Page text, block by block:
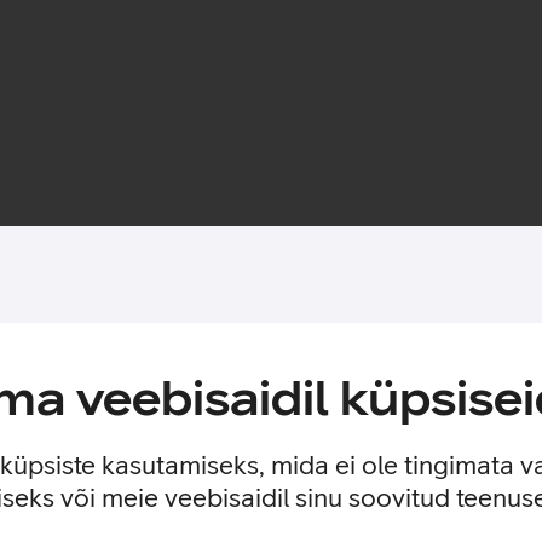
veebisaidil
kasutamiseks, mida ei ole tingimata
või meie veebisaidil sinu soovitud
et kaitsta sinu telefoni igapäevaste kriimustuste ja